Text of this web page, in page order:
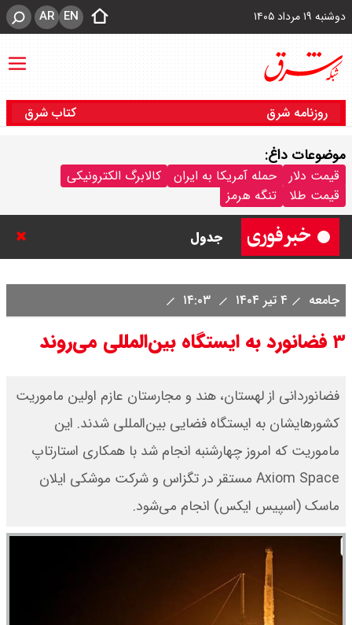
دوشنبه ۱۹ مرداد ۱۴۰۵ EN
AR
روزنامه شرق کتاب شرق
موضوعات داغ:
قیمت دلار حمله آمریکا به ایران
کالابرگ الکترونیکی
قیمت طلا
تنگه هرمز
قیمت خودروهای سایپا امروز دوشنبه
جدول
۲۰۷ چند ؟ + جدول
دوشنبه ۱۹ مرداد ۱۴۰۵ / قیمت تتر چند
؟ + جدول
قیمت دلار و یورو امروز دوشنبه ۱۹
جامعه ۴ تیر ۱۴۰۴
۳ فضانورد به ایستگاه بین‌المللی می‌روند
فضانوردانی از لهستان، هند و مجارستان عازم اولین ماموریت
کشورهایشان به ایستگاه فضایی بین‌المللی شدند. این
ماموریت که امروز چهارشنبه انجام شد با همکاری استارتاپ
Axiom Space مستقر در تگزاس و شرکت موشکی ایلان
ماسک (اسپیس ایکس) انجام می‌شود.